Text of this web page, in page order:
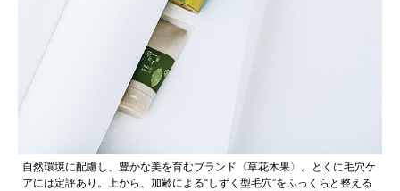
自然環境に配慮し、豊かな美を育むブランド〈草花木果〉。とくに毛穴ケ
アには定評あり。上から、加齢による“しずく型毛穴”をふっくらと整える